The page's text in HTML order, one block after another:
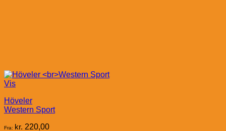
Vis
Höveler
Western Sport
Fra: kr. 220,00